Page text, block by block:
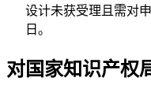
设计未获受理且需对
日。
对国家知识产权